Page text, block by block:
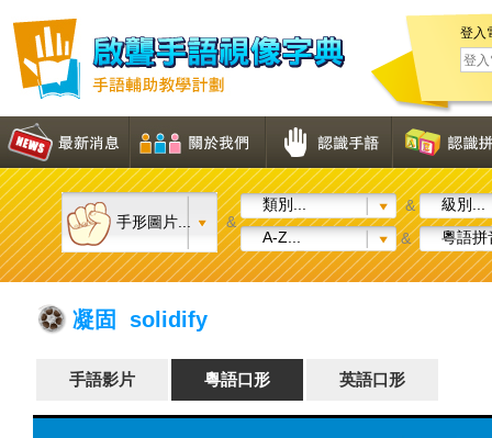
登入
手形圖片... &
類別... &
級別...
A-Z...
& 粵語拼
凝固 solidify
手語影片 粵語口形 英語口形